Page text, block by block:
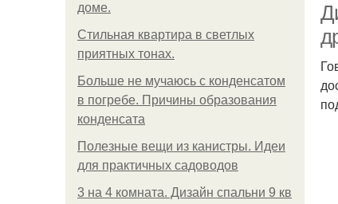
доме.
Стильная квартира в светлых
приятных тонах.
Больше не мучаюсь с конденсатом
в погребе. Причины образования
конденсата
Полезные вещи из канистры. Идеи
для практичных садоводов
3 на 4 комната. Дизайн спальни 9 кв